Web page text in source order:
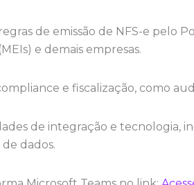
de emissão de NFS-e pelo
e demais empresas.
e fiscalização, como
de integração e tecnologia,
dados.